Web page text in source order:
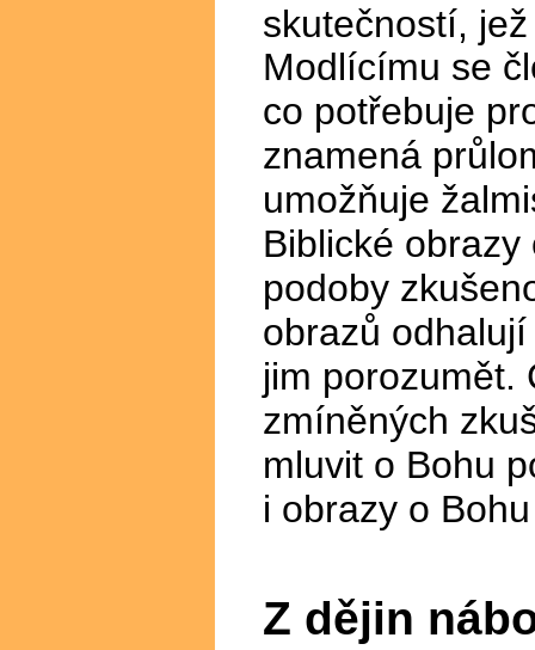
skutečností,
Modlícímu se
co potřebuje
znamená
umožňuje
Biblické
podoby
obrazů
jim porozumět.
zmíněných
mluvit o Bohu
i obrazy o
Z dějin